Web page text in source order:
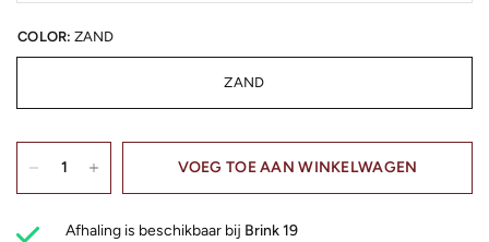
COLOR: ZAND
ZAND
VOEG TOE AAN WINKELWAGEN
Afhaling is beschikbaar bij Brink 19